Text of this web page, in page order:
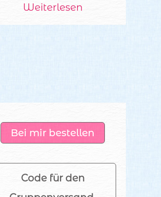
Weiterlesen
Bei mir bestellen
Code für den